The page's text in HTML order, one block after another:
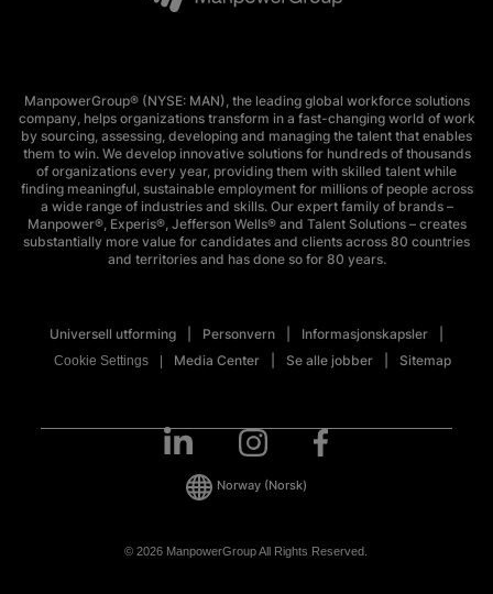
ManpowerGroup® (NYSE: MAN), the leading global workforce solutions
company, helps organizations transform in a fast-changing world of work
by sourcing, assessing, developing and managing the talent that enables
them to win. We develop innovative solutions for hundreds of thousands
of organizations every year, providing them with skilled talent while
finding meaningful, sustainable employment for millions of people across
a wide range of industries and skills. Our expert family of brands –
Manpower®, Experis®, Jefferson Wells® and Talent Solutions – creates
substantially more value for candidates and clients across 80 countries
and territories and has done so for 80 years.
Universell utforming Personvern Informasjonskapsler
Cookie Settings Media Center Se alle jobber Sitemap
© 2026 ManpowerGroup All Rights Reserved.
Norway (Norsk)